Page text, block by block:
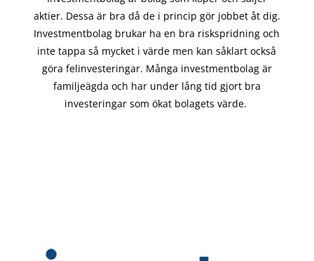
aktier. Dessa är bra då de i princip görjobbet åt dig.
Investmentbolag brukar ha en bra riskspridning och
inte tappa så mycket i värde men kan såklart också
göra felinvesteringar. Många investmentbolag är
familjeägda och har under lång tid gjort bra
investeringar som ökat bolagets värde.